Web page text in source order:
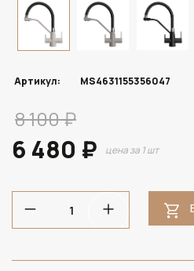
Артикул: MS4631155356047
8 100 ₽
6 480 ₽ цена за 1 шт